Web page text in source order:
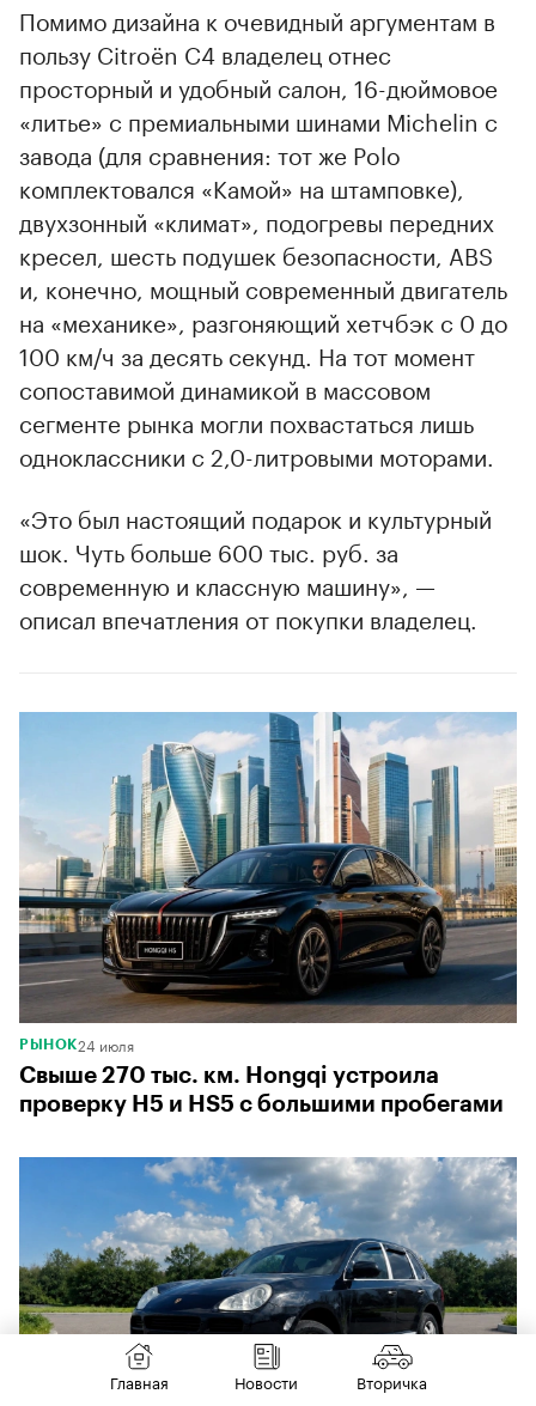
Помимо дизайна к очевидный аргументам в
пользу Citroёn С4 владелец отнес
просторный и удобный салон, 16-дюймовое
«литье» с премиальными шинами Michelin с
завода (для сравнения: тот же Polo
комплектовался «Камой» на штамповке),
двухзонный «климат», подогревы передних
кресел, шесть подушек безопасности, ABS
и, конечно, мощный современный двигатель
на «механике», разгоняющий хетчбэк с 0 до
100 км/ч за десять секунд. На тот момент
сопоставимой динамикой в массовом
сегменте рынка могли похвастаться лишь
одноклассники с 2,0-литровыми моторами.
«Это был настоящий подарок и культурный
шок. Чуть больше 600 тыс. руб. за
современную и классную машину», —
описал впечатления от покупки владелец.
РЫНОК24 июля
Свыше 270 тыс. км. Hongqi устроила
проверку H5 и HS5 с большими пробегами
Главная Новости Вторичка